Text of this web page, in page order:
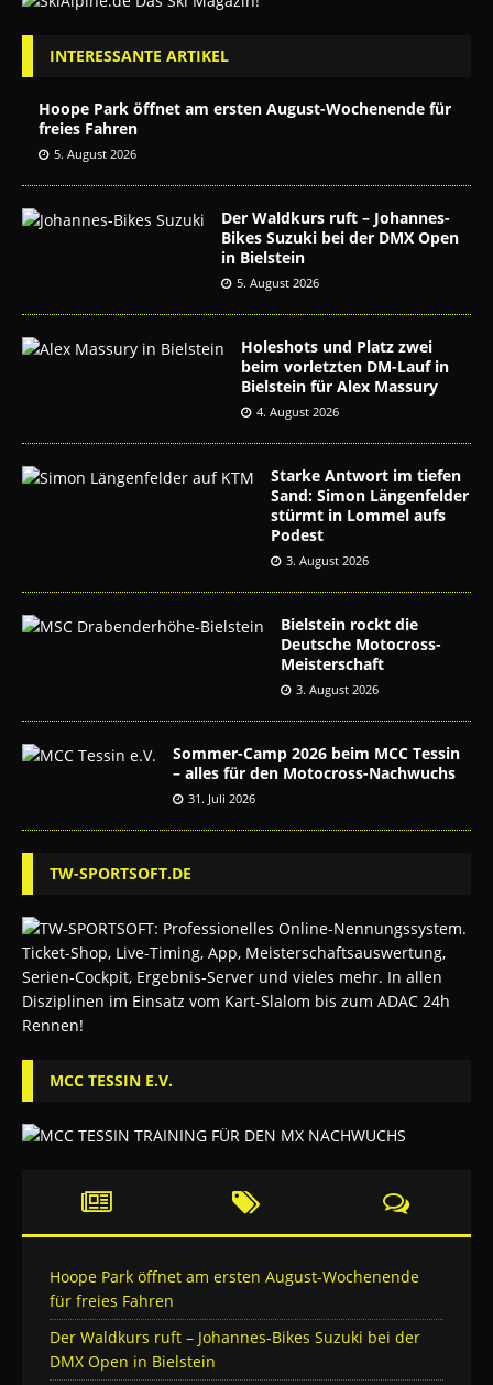
INTERESSANTE ARTIKEL
Hoope Park öffnet am ersten August-Wochenende für
freies Fahren
5. August 2026
Der Waldkurs ruft – Johannes-
Bikes Suzuki bei der DMX Open
in Bielstein
5. August 2026
Holeshots und Platz zwei
beim vorletzten DM-Lauf in
Bielstein für Alex Massury
4. August 2026
Starke Antwort im tiefen
Sand: Simon Längenfelder
stürmt in Lommel aufs
Podest
3. August 2026
Bielstein rockt die
Deutsche Motocross-
Meisterschaft
3. August 2026
Sommer-Camp 2026 beim MCC Tessin
– alles für den Motocross-Nachwuchs
31. Juli 2026
TW-SPORTSOFT.DE
MCC TESSIN E.V.
Hoope Park öffnet am ersten August-Wochenende
für freies Fahren
Der Waldkurs ruft – Johannes-Bikes Suzuki bei der
DMX Open in Bielstein